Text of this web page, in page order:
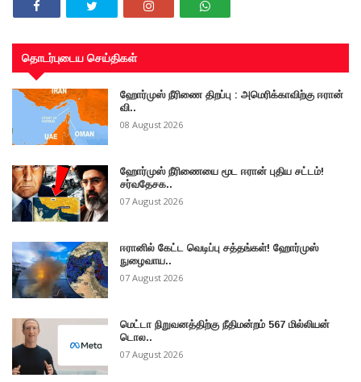
தொடர்புடைய செய்திகள்
ஹோர்முஸ் நீரிணை திறப்பு : அமெரிக்காவிற்கு ஈரான்
வி..
08 August 2026
ஹோர்முஸ் நீரிணையை மூட ஈரான் புதிய சட்டம்!
சர்வதேசக..
07 August 2026
ஈரானில் கேட்ட வெடிப்பு சத்தங்கள்! ஹோர்முஸ்
நுழைவாய..
07 August 2026
மெட்டா நிறுவனத்திற்கு நீதிமன்றம் 567 மில்லியன்
டொல..
07 August 2026